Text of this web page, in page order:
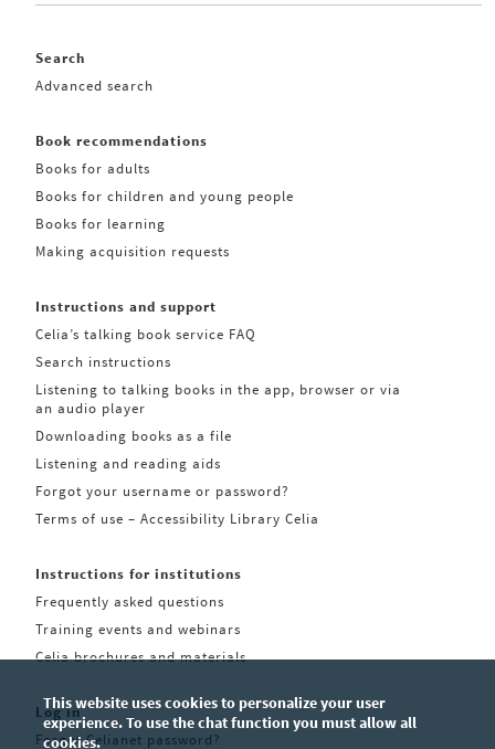
Search
Advanced search
Book recommendations
Books for adults
Books for children and young people
Books for learning
Making acquisition requests
Instructions and support
Celia’s talking book service FAQ
Search instructions
Listening to talking books in the app, browser or via
an audio player
Downloading books as a file
Listening and reading aids
Forgot your username or password?
Terms of use – Accessibility Library Celia
Instructions for institutions
Frequently asked questions
Training events and webinars
Celia brochures and materials
Log in
Forgot Celianet password?
This website uses cookies to personalize your user
experience. To use the chat function you must allow all
cookies.